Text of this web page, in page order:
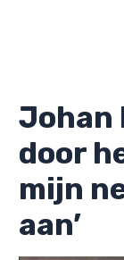
Johan
door
mijn
aan’